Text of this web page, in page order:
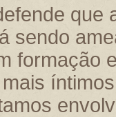
que
sendo
formação